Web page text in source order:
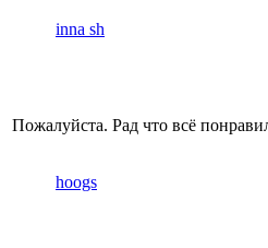
inna sh
Пожалуйста. Рад что всё
hoogs